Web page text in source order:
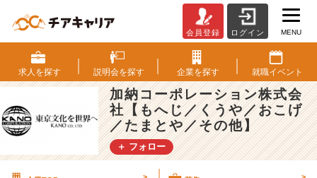
本
日
【7
月
4
日
N
E
会員登録 ログイン MENU
求人を探す 説明会を探す 企業を探す 就職イベント
加納コーポレーション株式会
社【もへじ／くうや／おこげ
／たまとや／その他】
＋ フォロー